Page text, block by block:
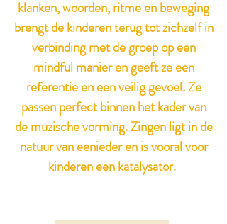
klanken, woorden, ritme en beweging
brengt de kinderen terug tot zichzelf in
verbinding met de groep op een
mindful manier en geeft ze een
referentie en een veilig gevoel. Ze
passen perfect binnen het kader van
de muzische vorming. Zingen ligt in de
natuur van eenieder en is vooral voor
kinderen een katalysator. ​